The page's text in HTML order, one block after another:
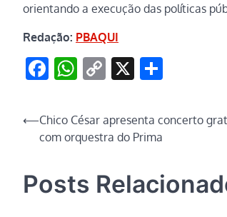
orientando a execução das políticas
Redação: PBAQUI
Facebook
WhatsApp
Copy
X
Navegação
de
⟵Chico César apresenta concerto
com orquestra do Prima
Posts